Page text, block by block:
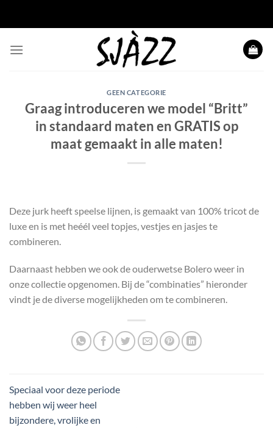
GEEN CATEGORIE
Graag introduceren we model “Britt”
in standaard maten en GRATIS op
maat gemaakt in alle maten!
Deze jurk heeft speelse lijnen, is gemaakt van 100% tricot de
luxe en is met heéél veel topjes, vestjes en jasjes te
combineren.
Daarnaast hebben we ook de ouderwetse Bolero weer in
onze collectie opgenomen. Bij de “combinaties” hieronder
vindt je de diverse mogelijkheden om te combineren.
Speciaal voor deze periode
hebben wij weer heel
bijzondere, vrolijke en